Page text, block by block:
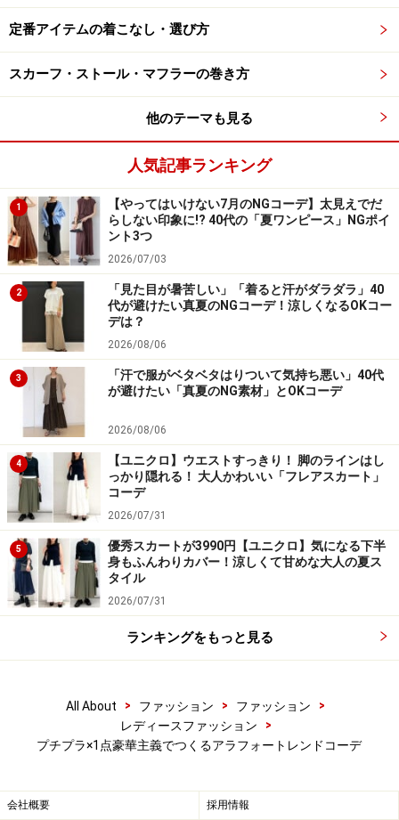
みてくださいね。
3. ユニクロパンツをグッチの名品ローファ
名品と呼ばれるグッチのローファーでユニクロパンツを格上
げ！ 出典：WEAR
「名品」とも呼ばれ、時代を問わずずっと履ける優秀ア
イテムがグッチのローファーです。美しく無駄のないシ
ルエットは、トラッドなきちんと感もありながら、履く
だけで気分を上げてくれるアイテムですよね。
おしゃれは足元から、という言葉もある通り、プチプラ
は洋服で取り入れて、シューズなどの小物にいいものを
合わせるバランスは、抜け感もありつつコーディネート
を引き締めてくれるので、大人の女性にぜひおすすめし
たい組み合わせ。
写真のようにユニクロの白パンツを合わせたメンズライ
クなコーディネートは、そのままだとメンズ感が強すぎ
たり、ラフなイメージにもなりそうですが、グッチのロ
ーファーを合わせたことでワンランク上の印象に。佇ま
定番アイテムの着こなし・選び方
スカーフ・ストール・マフラーの巻き方
他のテーマも見る
人気記事ランキング
1
【やってはいけない7月のNGコーデ】太見えでだ
らしない印象に!? 40代の「夏ワンピース」NGポイ
ント3つ
2026/07/03
2
「見た目が暑苦しい」「着ると汗がダラダラ」40
代が避けたい真夏のNGコーデ！涼しくなるOKコー
デは？
2026/08/06
3
「汗で服がベタベタはりついて気持ち悪い」40代
が避けたい「真夏のNG素材」とOKコーデ
2026/08/06
4
【ユニクロ】ウエストすっきり！ 脚のラインはし
っかり隠れる！ 大人かわいい「フレアスカート」
コーデ
2026/07/31
5
優秀スカートが3990円【ユニクロ】気になる下半
身もふんわりカバー！涼しくて甘めな大人の夏ス
タイル
2026/07/31
ランキングをもっと見る
All About > ファッション > ファッション
>
レディースファッション
>
プチプラ×1点豪華主義でつくるアラフォートレンドコーデ
会社概要 採用情報